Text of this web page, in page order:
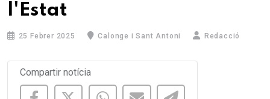
l'Estat
25 Febrer 2025 Calonge i Sant Antoni Redacció
Compartir notícia